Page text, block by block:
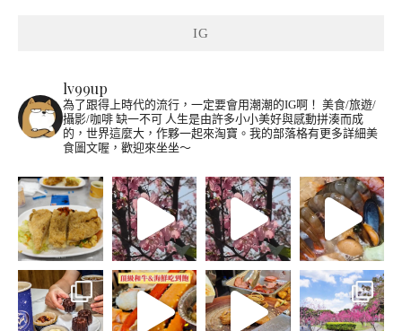
IG
lv99up
為了跟得上時代的流行，一定要會用潮潮的IG啊！ 美食/旅遊/
攝影/咖啡 缺一不可 人生是由許多小小美好與感動拼湊而成
的，世界這麼大，作夥一起來淘寶。我的部落格有更多詳細美
食圖文喔，歡迎來坐坐～